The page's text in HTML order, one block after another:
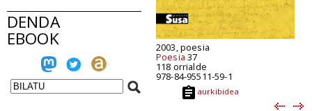
DENDA
EBOOK 2003, poesia
Poesia 37
118 orrialde
978-84-95511-59-1
aurkibidea